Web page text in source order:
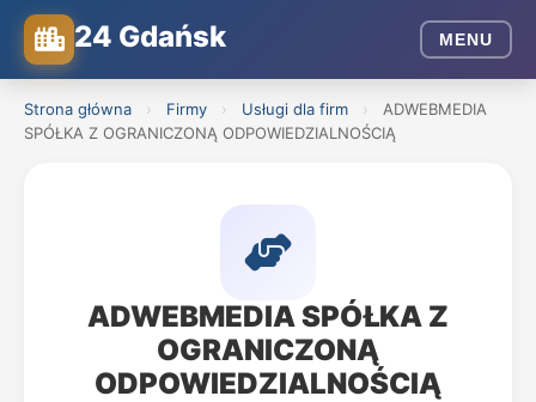
24 Gdańsk MENU
Strona główna › Firmy › Usługi dla firm ›
ADWEBMEDIA
SPÓŁKA Z OGRANICZONĄ ODPOWIEDZIALNOŚCIĄ
ADWEBMEDIA SPÓŁKA Z
OGRANICZONĄ
ODPOWIEDZIALNOŚCIĄ